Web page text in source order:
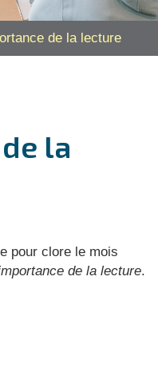
de la lecture
la
pour clore le mois
de la lecture.